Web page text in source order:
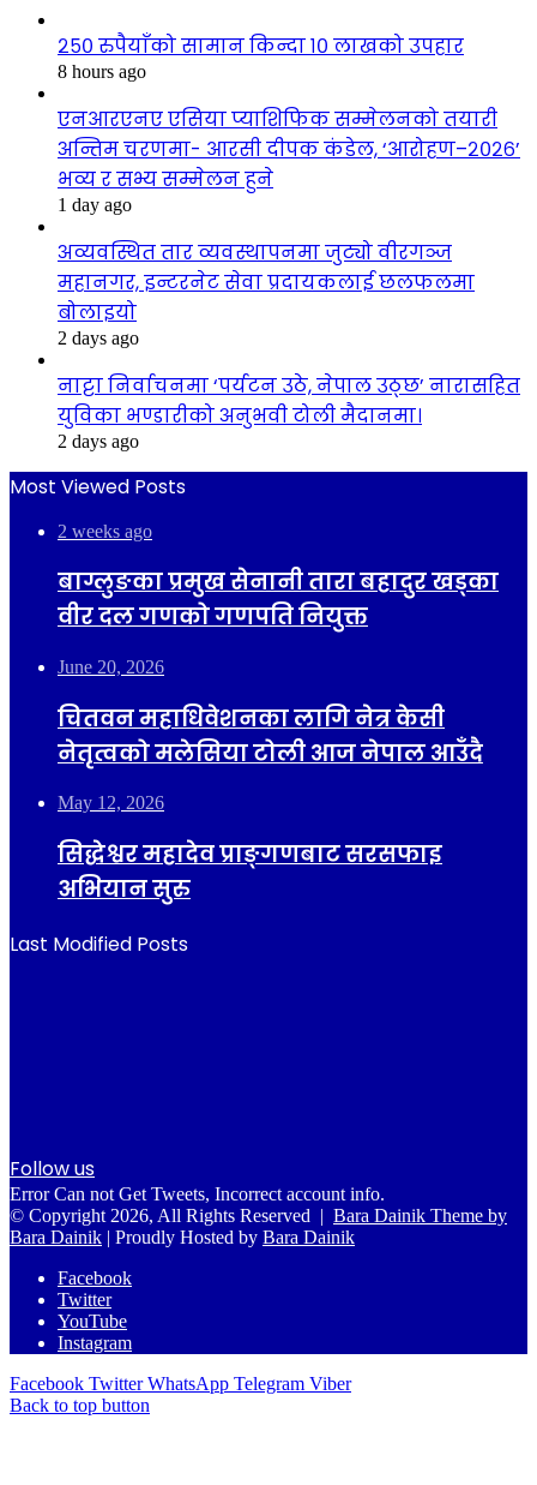
२५० रुपैयाँको सामान किन्दा १० लाखको उपहार
8 hours ago
एनआरएनए एसिया प्याशिफिक सम्मेलनको तयारी
अन्तिम चरणमा- आरसी दीपक कंडेल, ‘आरोहण–२०२६’
भव्य र सभ्य सम्मेलन हुने
1 day ago
अव्यवस्थित तार व्यवस्थापनमा जुट्यो वीरगञ्ज
महानगर, इन्टरनेट सेवा प्रदायकलाई छलफलमा
बोलाइयो
2 days ago
नाट्टा निर्वाचनमा ‘पर्यटन उठे, नेपाल उठ्छ’ नारासहित
युविका भण्डारीको अनुभवी टोली मैदानमा।
2 days ago
Most Viewed Posts
2 weeks ago
बाग्लुङका प्रमुख सेनानी तारा बहादुर खड्का
वीर दल गणको गणपति नियुक्त
June 20, 2026
चितवन महाधिवेशनका लागि नेत्र केसी
नेतृत्वको मलेसिया टोली आज नेपाल आउँदै
May 12, 2026
सिद्धेश्वर महादेव प्राङ्गणबाट सरसफाइ
अभियान सुरु
Last Modified Posts
Follow us
Error Can not Get Tweets, Incorrect account info.
© Copyright 2026, All Rights Reserved | Bara Dainik Theme by
Bara Dainik | Proudly Hosted by Bara Dainik
Facebook
Twitter
YouTube
Instagram
Facebook Twitter WhatsApp Telegram Viber
Back to top button